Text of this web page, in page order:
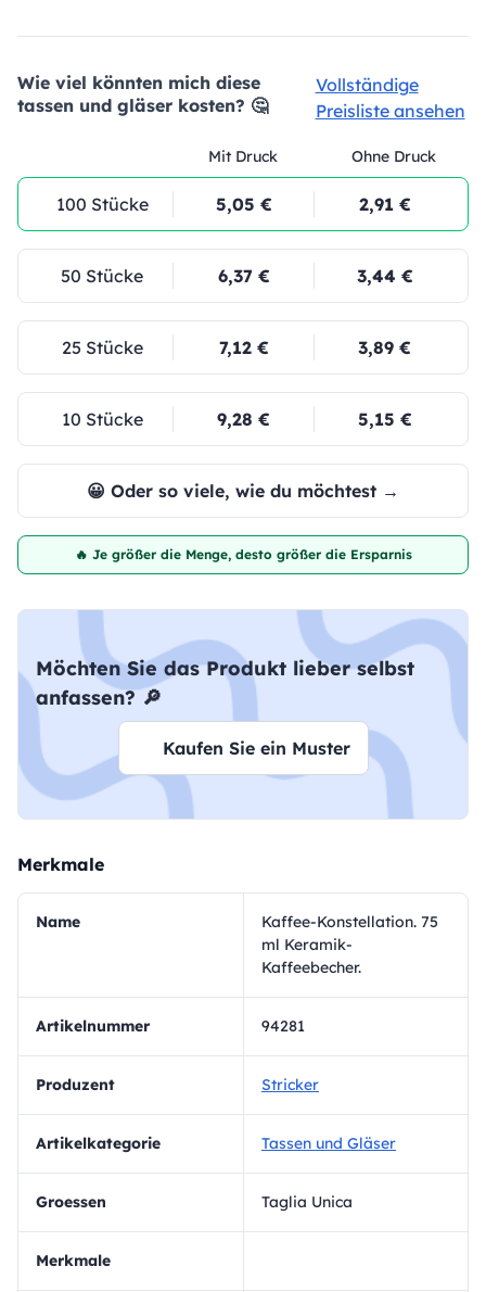
Wie viel könnten mich diese
tassen und gläser kosten? 🤔
Vollständige
Preisliste ansehen
Mit Druck Ohne Druck
100 Stücke 5,05 € 2,91 €
50 Stücke 6,37 € 3,44 €
25 Stücke 7,12 € 3,89 €
10 Stücke 9,28 € 5,15 €
😀 Oder so viele, wie du möchtest →
🔥 Je größer die Menge, desto größer die Ersparnis
Möchten Sie das Produkt lieber selbst
anfassen? 🔎
Kaufen Sie ein Muster
Merkmale
Name
Kaffee-Konstellation. 75
ml Keramik-
Kaffeebecher.
Artikelnummer 94281
Produzent Stricker
Artikelkategorie Tassen und Gläser
Groessen Taglia Unica
Merkmale